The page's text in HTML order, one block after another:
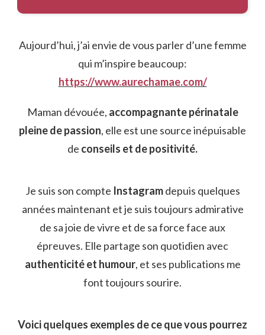
Aujourd’hui, j’ai envie de vous parler d’une femme
qui m’inspire beaucoup:
https://www.aurechamae.com/
Maman dévouée, accompagnante périnatale
pleine de passion, elle est une source inépuisable
de conseils et de positivité.
Je suis son compte Instagramdepuis quelques
années maintenant et je suis toujours admirative
de sa joie de vivre et de sa force face aux
épreuves. Elle partage son quotidien avec
authenticité et humour, et ses publications me
font toujours sourire.
Voici quelques exemples de ce que vous pourrez